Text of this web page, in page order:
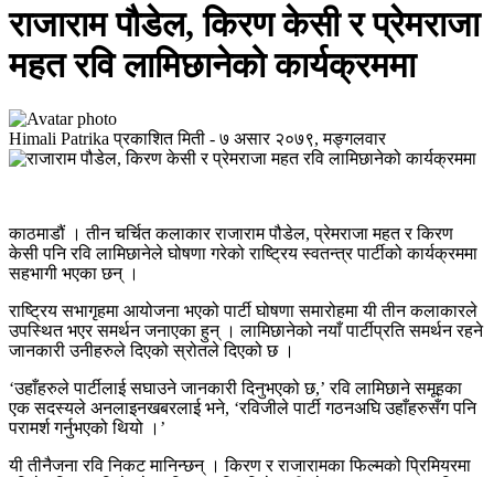
राजाराम पौडेल, किरण केसी र प्रेमराजा
महत रवि लामिछानेको कार्यक्रममा
Himali Patrika प्रकाशित मिती - ७ असार २०७९, मङ्गलवार
काठमाडौं । तीन चर्चित कलाकार राजाराम पौडेल, प्रेमराजा महत र किरण
केसी पनि रवि लामिछानेले घोषणा गरेको राष्ट्रिय स्वतन्त्र पार्टीको कार्यक्रममा
सहभागी भएका छन् ।
राष्ट्रिय सभागृहमा आयोजना भएको पार्टी घोषणा समारोहमा यी तीन कलाकारले
उपस्थित भएर समर्थन जनाएका हुन् । लामिछानेको नयाँ पार्टीप्रति समर्थन रहने
जानकारी उनीहरुले दिएको स्रोतले दिएको छ ।
‘उहाँहरुले पार्टीलाई सघाउने जानकारी दिनुभएको छ,’ रवि लामिछाने समूहका
एक सदस्यले अनलाइनखबरलाई भने, ‘रविजीले पार्टी गठनअघि उहाँहरुसँग पनि
परामर्श गर्नुभएको थियो ।’
यी तीनैजना रवि निकट मानिन्छन् । किरण र राजारामका फिल्मको प्रिमियरमा